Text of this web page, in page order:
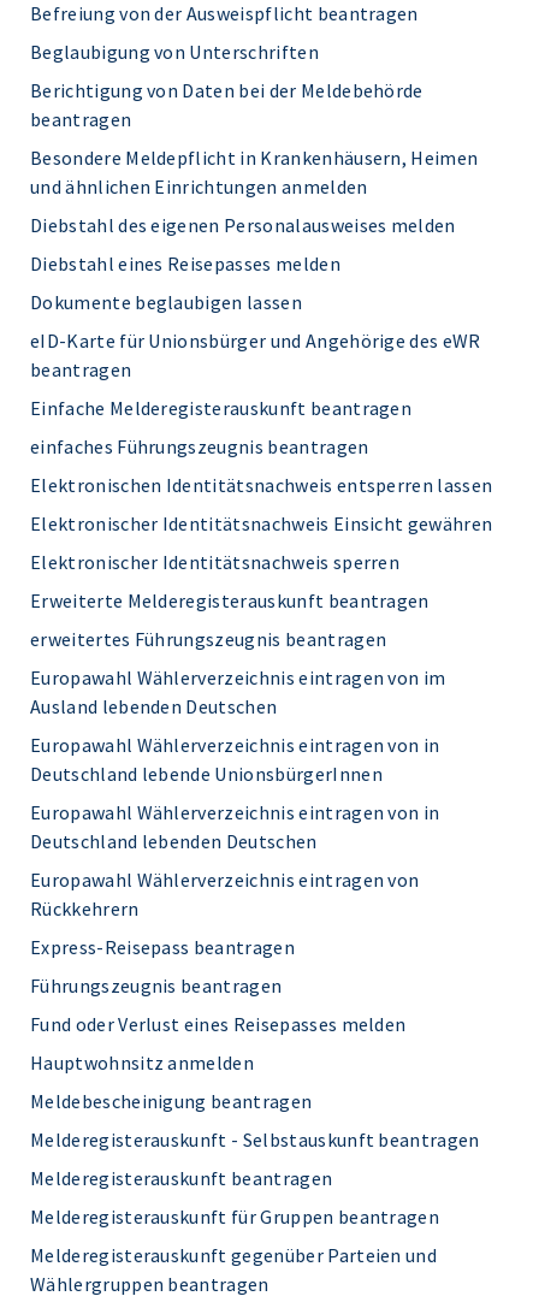
Befreiung von der Ausweispflicht beantragen
Beglaubigung von Unterschriften
Berichtigung von Daten bei der Meldebehörde
beantragen
Besondere Meldepflicht in Krankenhäusern, Heimen
und ähnlichen Einrichtungen anmelden
Diebstahl des eigenen Personalausweises melden
Diebstahl eines Reisepasses melden
Dokumente beglaubigen lassen
eID-Karte für Unionsbürger und Angehörige des eWR
beantragen
Einfache Melderegisterauskunft beantragen
einfaches Führungszeugnis beantragen
Elektronischen Identitätsnachweis entsperren lassen
Elektronischer Identitätsnachweis Einsicht gewähren
Elektronischer Identitätsnachweis sperren
Erweiterte Melderegisterauskunft beantragen
erweitertes Führungszeugnis beantragen
Europawahl Wählerverzeichnis eintragen von im
Ausland lebenden Deutschen
Europawahl Wählerverzeichnis eintragen von in
Deutschland lebende UnionsbürgerInnen
Europawahl Wählerverzeichnis eintragen von in
Deutschland lebenden Deutschen
Europawahl Wählerverzeichnis eintragen von
Rückkehrern
Express-Reisepass beantragen
Führungszeugnis beantragen
Fund oder Verlust eines Reisepasses melden
Hauptwohnsitz anmelden
Meldebescheinigung beantragen
Melderegisterauskunft - Selbstauskunft beantragen
Melderegisterauskunft beantragen
Melderegisterauskunft für Gruppen beantragen
Melderegisterauskunft gegenüber Parteien und
Wählergruppen beantragen